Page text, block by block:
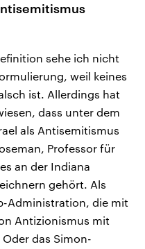
sehe ich nicht
weil keines
ist. Allerdings hat
dass unter dem
als Antisemitismus
Professor für
an der Indiana
gehört. Als
Administration, die mit
Antizionismus mit
das Simon-